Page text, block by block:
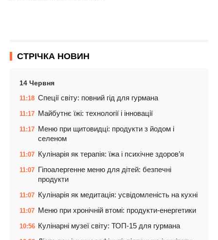
СТРІЧКА НОВИН
14 Червня
11:18 Спеції світу: повний гід для гурмана
11:17 Майбутнє їжі: технології і інновації
11:17 Меню при щитовидці: продукти з йодом і
селеном
11:07 Кулінарія як терапія: їжа і психічне здоров’я
11:07 Гіпоалергенне меню для дітей: безпечні
продукти
11:07 Кулінарія як медитація: усвідомленість на кухні
11:07 Меню при хронічній втомі: продукти-енергетики
10:56 Кулінарні музеї світу: ТОП-15 для гурмана